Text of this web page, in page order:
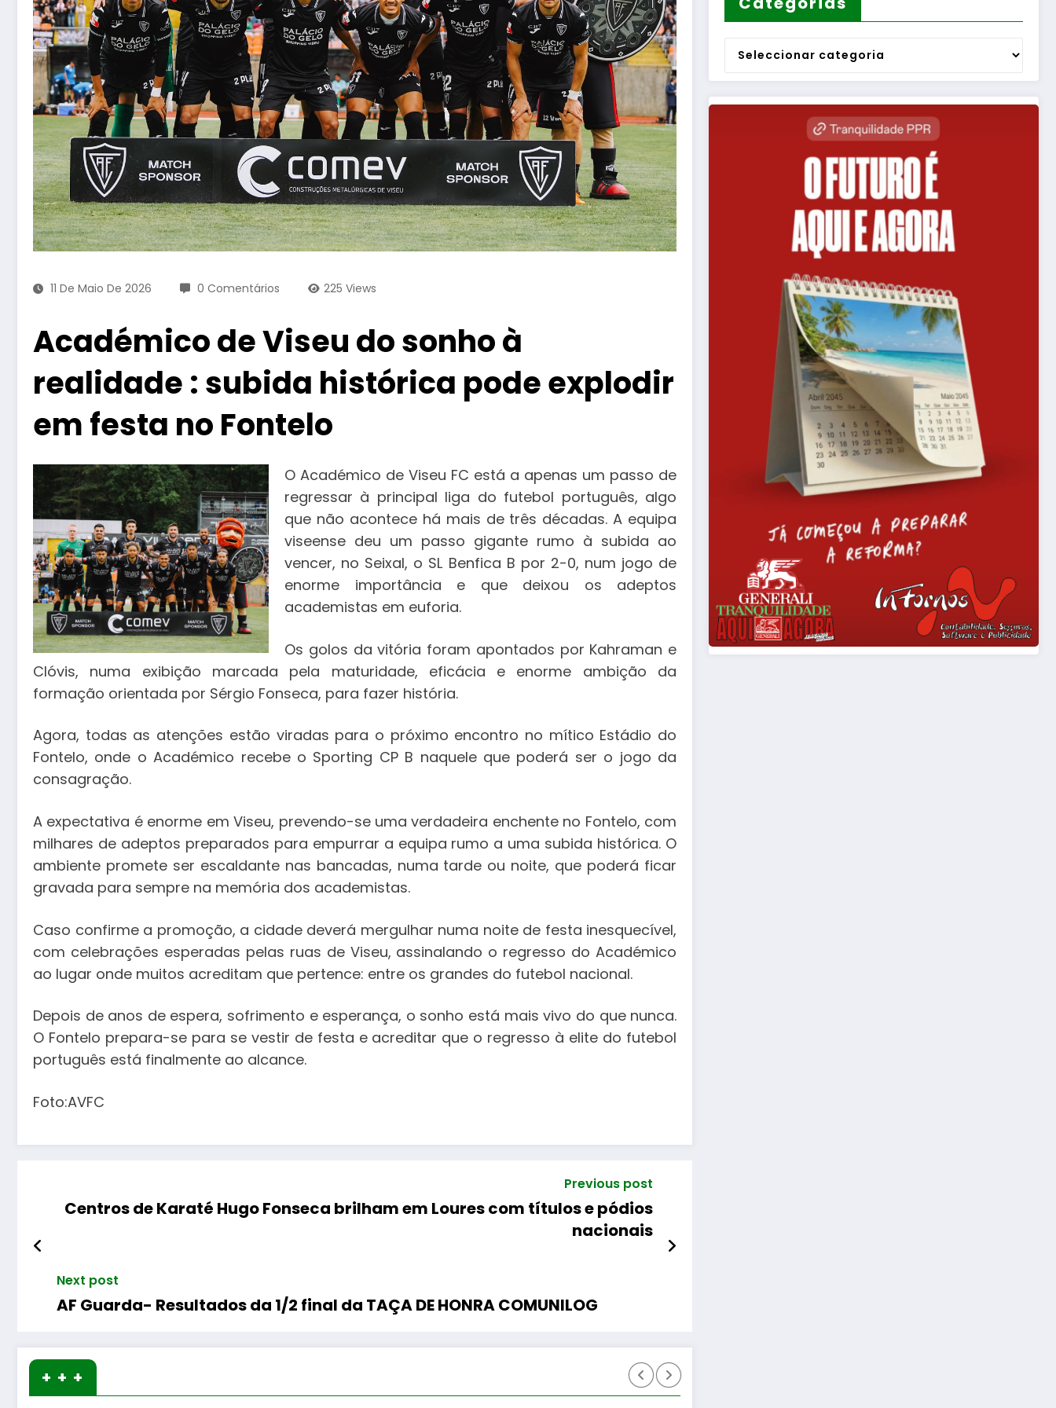
11 De Maio De 2026 0 Comentários 225 Views
Académico de Viseu do sonho à
realidade : subida histórica pode explodir
em festa no Fontelo
O Académico de Viseu FC está a apenas um passo de
regressar à principal liga do futebol português, algo
que não acontece há mais de três décadas. A equipa
viseense deu um passo gigante rumo à subida ao
vencer, no Seixal, o SL Benfica B por 2-0, num jogo de
enorme importância e que deixou os adeptos
academistas em euforia.
Os golos da vitória foram apontados por Kahraman e
Clóvis, numa exibição marcada pela maturidade, eficácia e enorme ambição da
formação orientada por Sérgio Fonseca, para fazer história.
Agora, todas as atenções estão viradas para o próximo encontro no mítico Estádio do
Fontelo, onde o Académico recebe o Sporting CP B naquele que poderá ser o jogo da
consagração.
A expectativa é enorme em Viseu, prevendo-se uma verdadeira enchente no Fontelo, com
milhares de adeptos preparados para empurrar a equipa rumo a uma subida histórica. O
ambiente promete ser escaldante nas bancadas, numa tarde ou noite, que poderá ficar
gravada para sempre na memória dos academistas.
Caso confirme a promoção, a cidade deverá mergulhar numa noite de festa inesquecível,
com celebrações esperadas pelas ruas de Viseu, assinalando o regresso do Académico
ao lugar onde muitos acreditam que pertence: entre os grandes do futebol nacional.
Depois de anos de espera, sofrimento e esperança, o sonho está mais vivo do que nunca.
O Fontelo prepara-se para se vestir de festa e acreditar que o regresso à elite do futebol
português está finalmente ao alcance.
Foto:AVFC
Previous post
Centros de Karaté Hugo Fonseca brilham em Loures com títulos e pódios
nacionais
Next post
AF Guarda- Resultados da 1/2 final da TAÇA DE HONRA COMUNILOG
+ + +
Categorias